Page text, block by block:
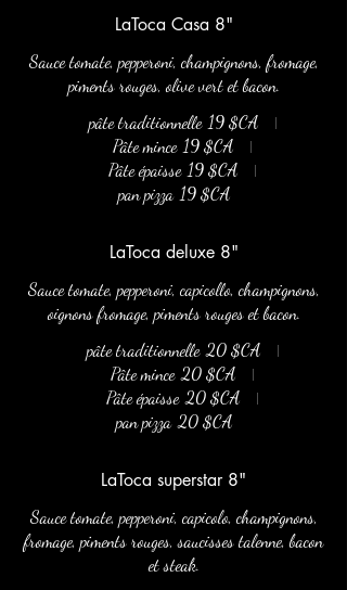
LaToca Casa 8"
Sauce tomate, pepperoni, champignons, fromage,
piments rouges, olive vert et bacon.
pâte traditionnelle 19 $CA
Pâte mince 19 $CA
Pâte épaisse 19 $CA
pan pizza 19 $CA
LaToca deluxe 8"
Sauce tomate, pepperoni, capicollo, champignons,
oignons fromage, piments rouges et bacon.
pâte traditionnelle 20 $CA
Pâte mince 20 $CA
Pâte épaisse 20 $CA
pan pizza 20 $CA
LaToca superstar 8"
Sauce tomate, pepperoni, capicolo, champignons,
fromage, piments rouges, saucisses talenne, bacon
et steak.